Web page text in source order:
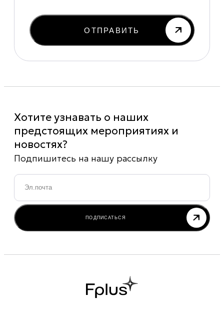
ОТПРАВИТЬ
Хотите узнавать о наших
предстоящих мероприятиях и
новостях?
Подпишитесь на нашу рассылку
Email
ПОДПИСАТЬСЯ